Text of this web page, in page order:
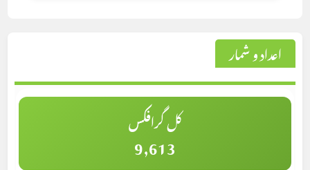
اعداد و شمار
کل گرافکس
9,613